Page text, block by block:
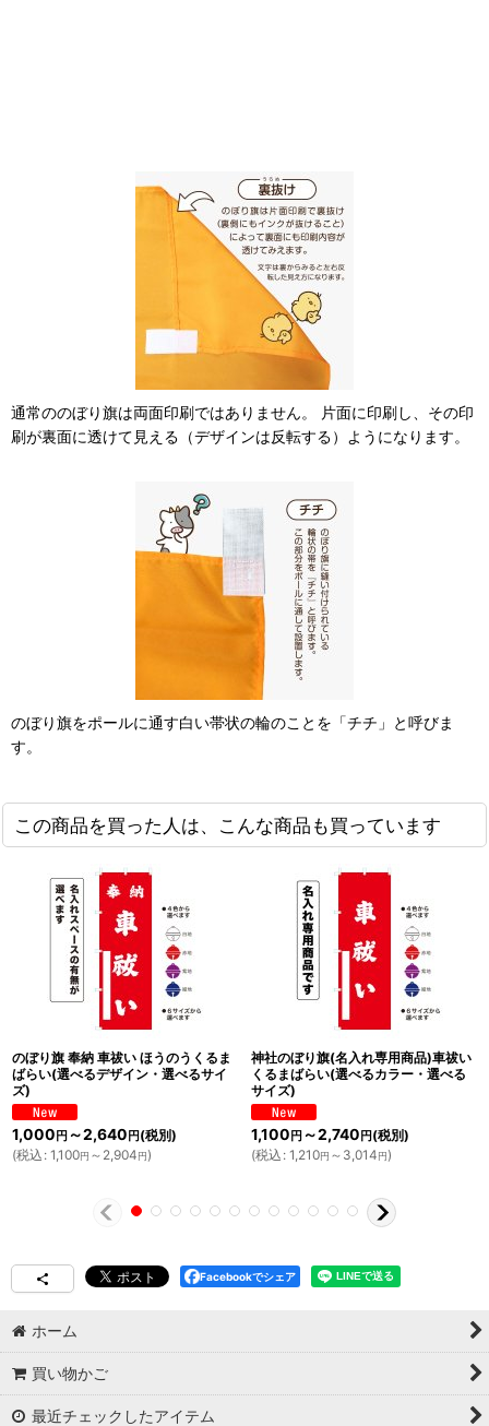
通常ののぼり旗は両面印刷ではありません。 片面に印刷し、その印
刷が裏面に透けて見える（デザインは反転する）ようになります。
のぼり旗をポールに通す白い帯状の輪のことを「チチ」と呼びま
す。
この商品を買った人は、こんな商品も買っています
のぼり旗 奉納 車祓い ほうのうくるま
ばらい(選べるデザイン・選べるサイ
ズ)
1,000 円 ～2,640 円 (税別)
(税込 : 1,100円 ～2,904円)
神社のぼり旗(名入れ専用商品)車祓い
くるまばらい(選べるカラー・選べる
サイズ)
1,100 円 ～2,740 円 (税別)
(税込 : 1,210円 ～3,014円)
Facebookでシェア
ホーム
買い物かご
最近チェックしたアイテム